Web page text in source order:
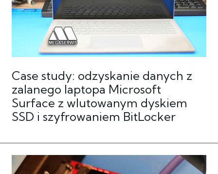
Case study: odzyskanie danych z
zalanego laptopa Microsoft
Surface z wlutowanym dyskiem
SSD i szyfrowaniem BitLocker